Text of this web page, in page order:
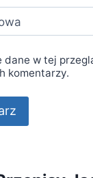
dane w tej
komentarzy.